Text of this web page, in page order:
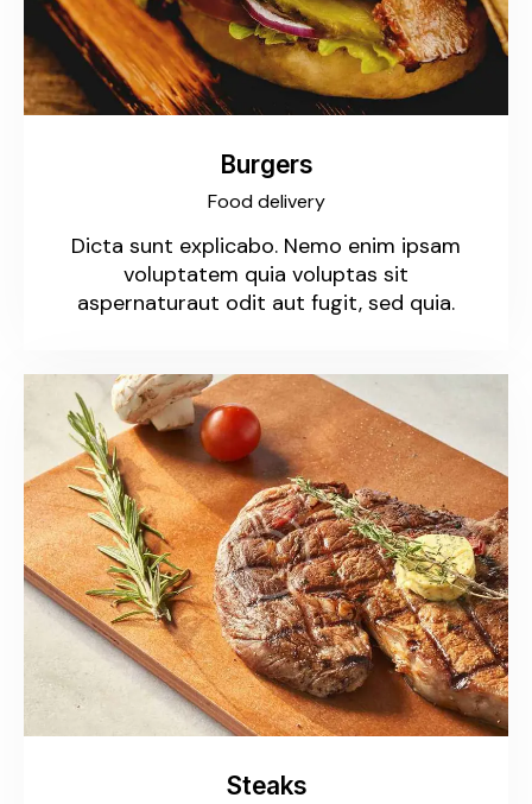
Burgers
Food delivery
Dicta sunt explicabo. Nemo enim ipsam
voluptatem quia voluptas sit
aspernaturaut odit aut fugit, sed quia.
Steaks